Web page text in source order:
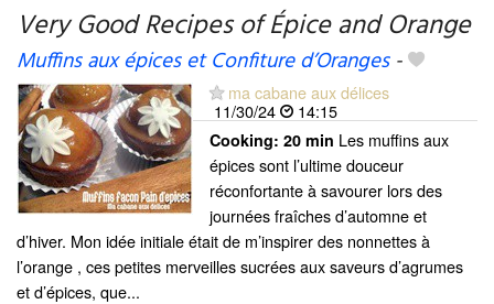
My favorite blogs
Very Good Recipes of Épice and Orange
Muffins aux épices et Confiture d’Oranges-
ma cabane aux délices
11/30/24
14:15
Cooking: 20 min Les muffins aux
épices sont l’ultime douceur
réconfortante à savourer lors des
journées fraîches d’automne et
d’hiver. Mon idée initiale était de m’inspirer des nonnettes à
l’orange , ces petites merveilles sucrées aux saveurs d’agrumes
et d’épices, que...